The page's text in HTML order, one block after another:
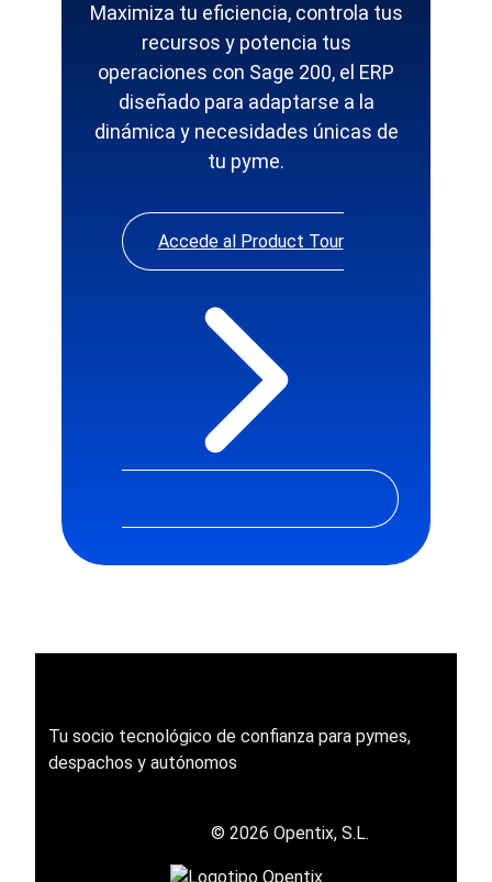
Maximiza tu eficiencia, controla tus
recursos y potencia tus
operaciones con Sage 200, el ERP
diseñado para adaptarse a la
dinámica y necesidades únicas de
tu pyme.
Accede al Product Tour
Tu socio tecnológico de confianza para pymes,
despachos y autónomos
© 2026 Opentix, S.L.